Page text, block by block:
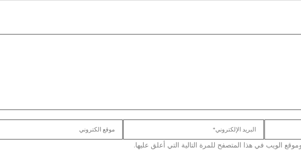
الويب في هذا المتصفح للمرة التالية التي أعلق عليها.